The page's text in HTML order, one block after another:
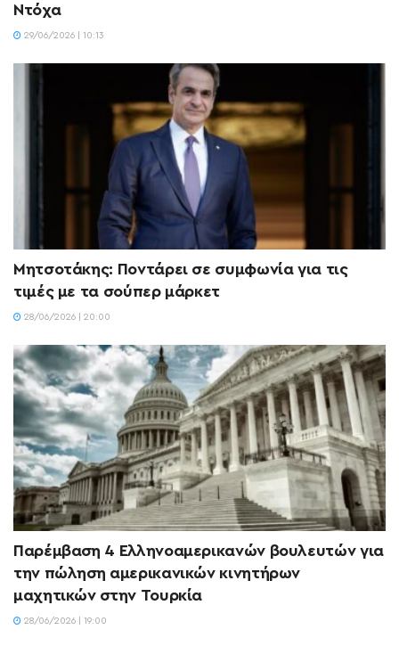
Ντόχα
29/06/2026 | 10:13
Μητσοτάκης: Ποντάρει σε συμφωνία για τις
τιμές με τα σούπερ μάρκετ
28/06/2026 | 20:00
Παρέμβαση 4 Ελληνοαμερικανών βουλευτών για
την πώληση αμερικανικών κινητήρων
μαχητικών στην Τουρκία
28/06/2026 | 19:00